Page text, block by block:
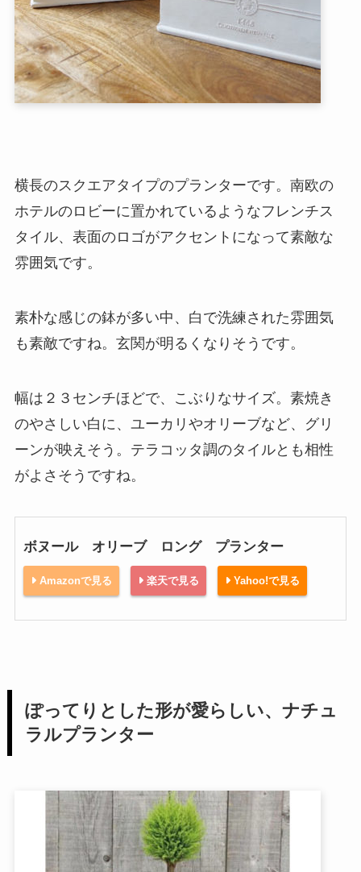
横長のスクエアタイプのプランターです。南欧の
ホテルのロビーに置かれているようなフレンチス
タイル、表面のロゴがアクセントになって素敵な
雰囲気です。
素朴な感じの鉢が多い中、白で洗練された雰囲気
も素敵ですね。玄関が明るくなりそうです。
幅は２３センチほどで、こぶりなサイズ。素焼き
のやさしい白に、ユーカリやオリーブなど、グリ
ーンが映えそう。テラコッタ調のタイルとも相性
がよさそうですね。
ボヌール オリーブ ロング プランター
Amazonで見る 楽天で見る Yahoo!で見る
ぽってりとした形が愛らしい、ナチュ
ラルプランター